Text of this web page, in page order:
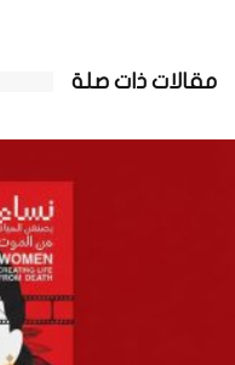
مقالات ذات صلة